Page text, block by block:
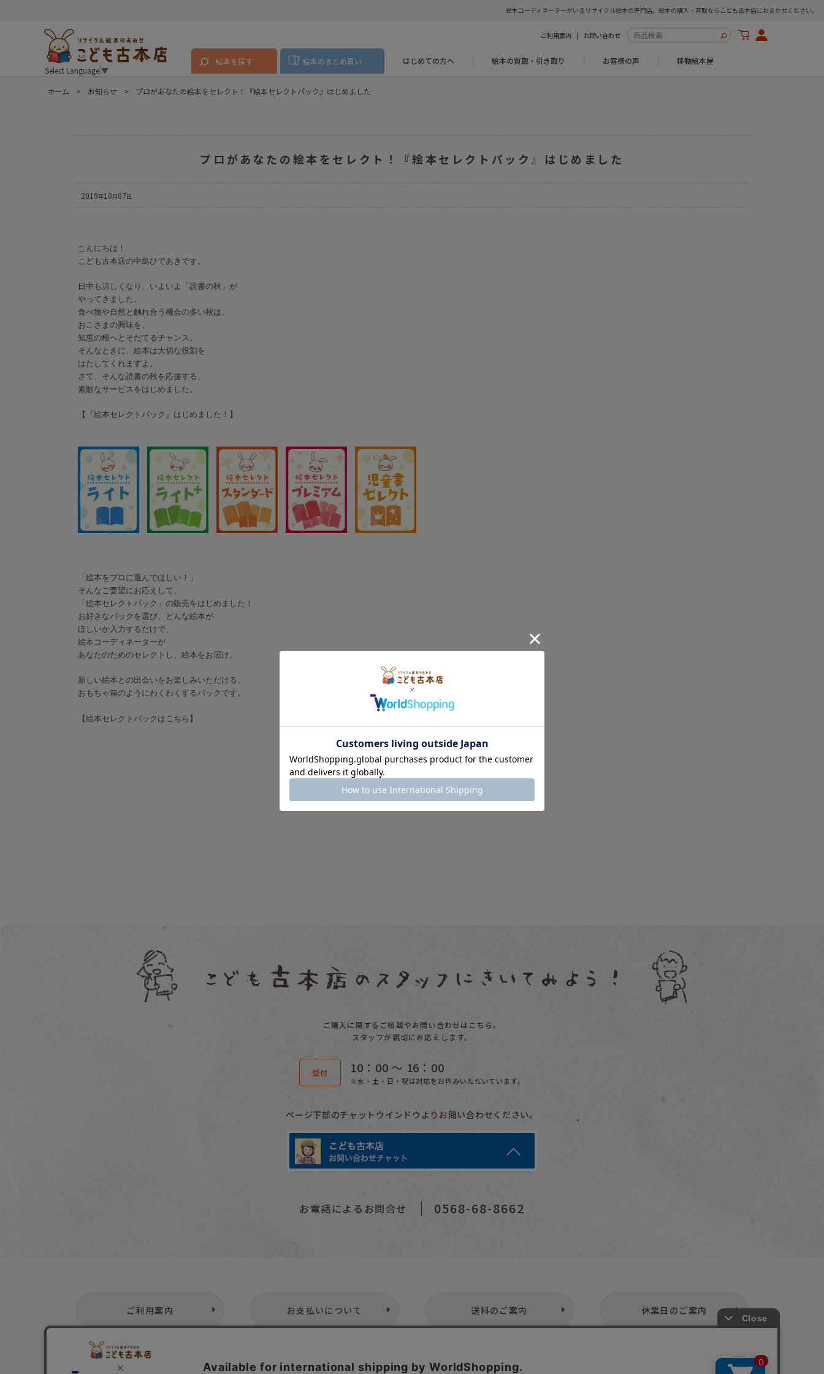
絵本コーディネーターがいるリサイクル絵本の専門店。絵本の購入・買取ならこども古本店におまかせください。
Select Language▼
ご利用案内 お問い合わせ
絵本を探す 絵本のまとめ買い はじめての方へ 絵本の買取・引き取り お客様の声 移動絵本屋
ホーム > お知らせ > プロがあなたの絵本をセレクト！『絵本セレクトパック』はじめました
プロがあなたの絵本をセレクト！『絵本セレクトパック』はじめました
2019年10月07日
こんにちは！
こども古本店の中島ひであきです。
日中も涼しくなり、いよいよ「読書の秋」が
やってきました。
食べ物や自然と触れ合う機会の多い秋は、
おこさまの興味を、
知恵の種へとそだてるチャンス。
そんなときに、絵本は大切な役割を
はたしてくれますよ。
さて、そんな読書の秋を応援する、
素敵なサービスをはじめました。
【『絵本セレクトパック』はじめました！】
「絵本をプロに選んでほしい！」
そんなご要望にお応えして、
「絵本セレクトパック」の販売をはじめました！
お好きなパックを選び、どんな絵本が
ほしいか入力するだけで、
絵本コーディネーターが
あなたのためのセレクトし、絵本をお届け。
新しい絵本との出会いをお楽しみいただける、
おもちゃ箱のようにわくわくするパックです。
【絵本セレクトパックはこちら】
«前 次»
お知らせ
ご購入に関するご相談やお問い合わせはこちら。
スタッフが親切にお応えします。
受付 10：00 〜 16：00
※水・土・日・祝は対応をお休みいただいています。
ページ下部のチャットウインドウよりお問い合わせください。
お電話によるお問合せ 0568-68-8662
ご利用案内 お支払いについて 送料のご案内 休業日のご案内
プライバシーポリシー 特定商取引法表示 お問い合わせ